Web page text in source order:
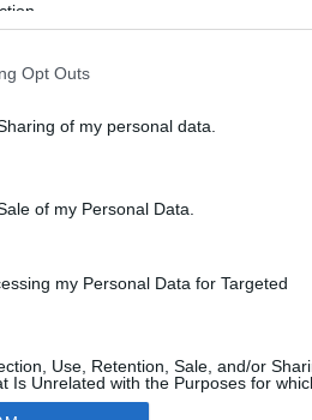
Opt Outs
of my personal data.
of my Personal Data.
my Personal Data for Targeted
Use, Retention, Sale, and/or
Is Unrelated with the Purposes for